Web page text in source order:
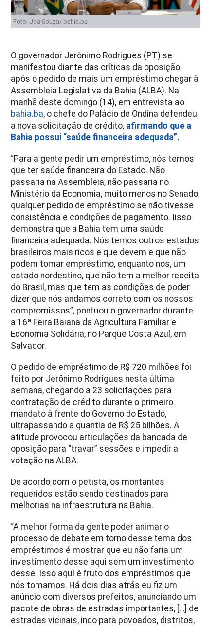
Foto: Joá Souza/ bahia.ba
O governador Jerônimo Rodrigues (PT) se
manifestou diante das críticas da oposição
após o pedido de mais um empréstimo chegar à
Assembleia Legislativa da Bahia (ALBA). Na
manhã deste domingo (14), em entrevista ao
bahia.ba, o chefe do Palácio de Ondina defendeu
a nova solicitação de crédito, afirmando que a
Bahia possui “saúde financeira adequada”.
“Para a gente pedir um empréstimo, nós temos
que ter saúde financeira do Estado. Não
passaria na Assembleia, não passaria no
Ministério da Economia, muito menos no Senado
qualquer pedido de empréstimo se não tivesse
consistência e condições de pagamento. Iisso
demonstra que a Bahia tem uma saúde
financeira adequada. Nós temos outros estados
brasileiros mais ricos e que devem e que não
podem tomar empréstimo, enquanto nós, um
estado nordestino, que não tem a melhor receita
do Brasil, mas que tem as condições de poder
dizer que nós andamos correto com os nossos
compromissos”, pontuou o governador durante
a 16ª Feira Baiana da Agricultura Familiar e
Economia Solidária, no Parque Costa Azul, em
Salvador.
O pedido de empréstimo de R$ 720 milhões foi
feito por Jerônimo Rodrigues nesta última
semana, chegando a 23 solicitações para
contratação de crédito durante o primeiro
mandato à frente do Governo do Estado,
ultrapassando a quantia de R$ 25 bilhões. A
atitude provocou articulações da bancada de
oposição para “travar” sessões e impedir a
votação na ALBA.
De acordo com o petista, os montantes
requeridos estão sendo destinados para
melhorias na infraestrutura na Bahia.
“A melhor forma da gente poder animar o
processo de debate em torno desse tema dos
empréstimos é mostrar que eu não faria um
investimento desse aqui sem um investimento
desse. Isso aqui é fruto dos empréstimos que
nós tomamos. Há dois dias atrás eu fiz um
anúncio com diversos prefeitos, anunciando um
pacote de obras de estradas importantes, […] de
estradas vicinais, indo para povoados, distritos,